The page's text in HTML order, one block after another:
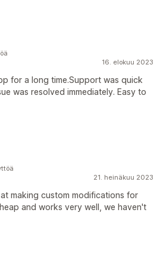
16. elokuu 2023
for a long time.Support was quick
was resolved immediately. Easy to
21. heinäkuu 2023
making custom modifications for
and works very well, we haven't